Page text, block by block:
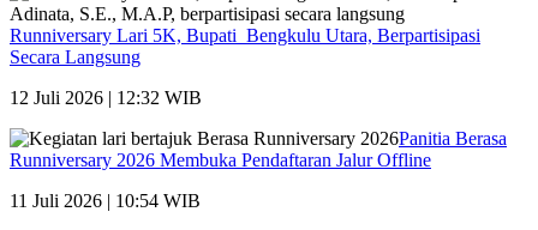
Runniversary Lari 5K, Bupati Bengkulu Utara, Berpartisipasi
Secara Langsung
12 Juli 2026 | 12:32 WIB
Panitia Berasa
Runniversary 2026 Membuka Pendaftaran Jalur Offline
11 Juli 2026 | 10:54 WIB